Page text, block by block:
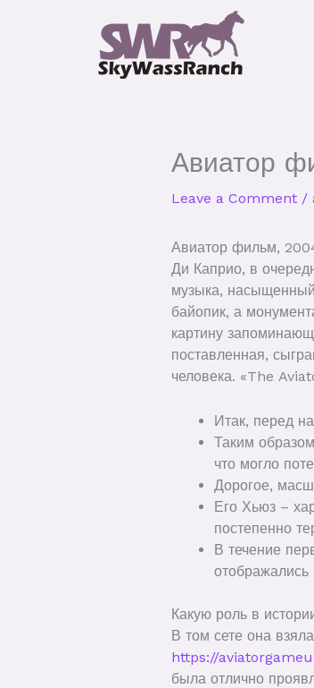
Авиатор
Leave a Comment /
Авиатор фильм,
Ди Каприо, в
музыка, насыщенный
байопик, а
картину
поставленная,
человека. «The
Итак, перед
Таким
что могло
Дорогое,
Его Хьюз –
постепенно
В течение
отображались
Какую роль в
В том сете она
https://
была отлично